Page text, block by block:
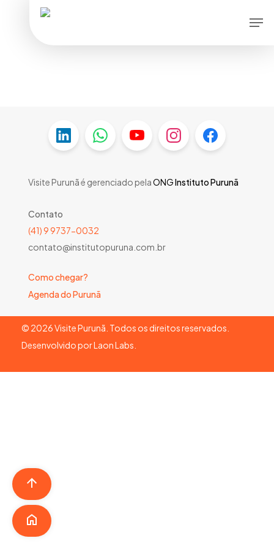
Visite Purunã é gerenciado pelaONGInstituto Purunã
Contato
(41) 9 9737-0032
contato@institutopuruna.com.br
Como chegar?
Agenda do Purunã
© 2026Visite Purunã. Todos os direitos reservados.
Desenvolvido porLaon Labs